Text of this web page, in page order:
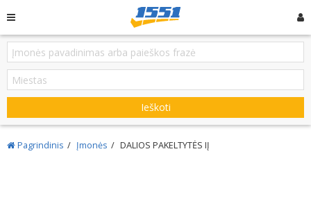
Ieškoti
Pagrindinis Įmonės DALIOS PAKELTYTĖS IĮ